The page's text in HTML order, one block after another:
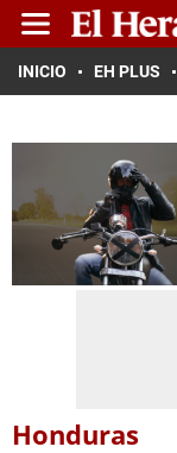
INICIO EH PLUS
Honduras